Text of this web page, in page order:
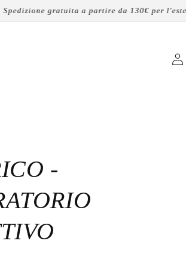
gratuita a partire da 130€ per l'estero
Accedi
-